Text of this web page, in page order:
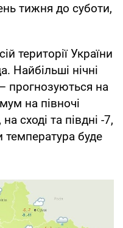
тижня до суботи,
території України
Найбільші нічні
прогнозуються на
на півночі
сході та півдні -7,
температура буде